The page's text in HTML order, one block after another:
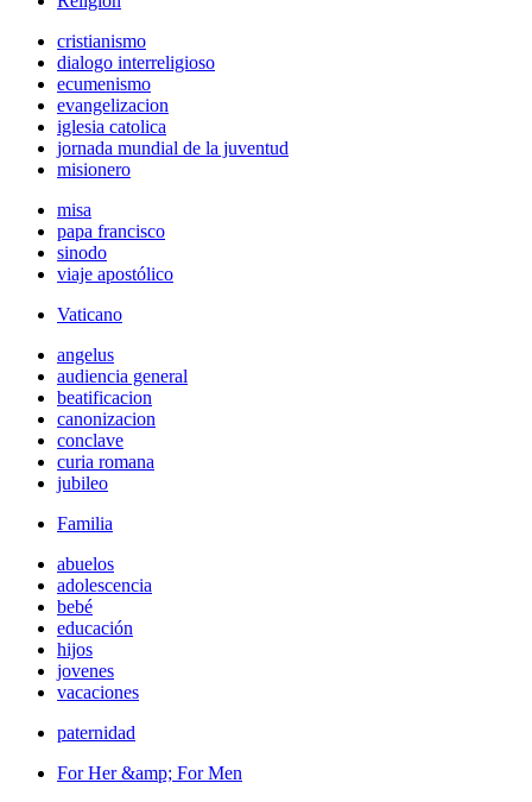
cristianismo
dialogo interreligioso
ecumenismo
evangelizacion
iglesia catolica
jornada mundial de la juventud
misionero
misa
papa francisco
sinodo
viaje apostólico
Vaticano
angelus
audiencia general
beatificacion
canonizacion
conclave
curia romana
jubileo
Familia
abuelos
adolescencia
bebé
educación
hijos
jovenes
vacaciones
paternidad
For Her &amp; For Men